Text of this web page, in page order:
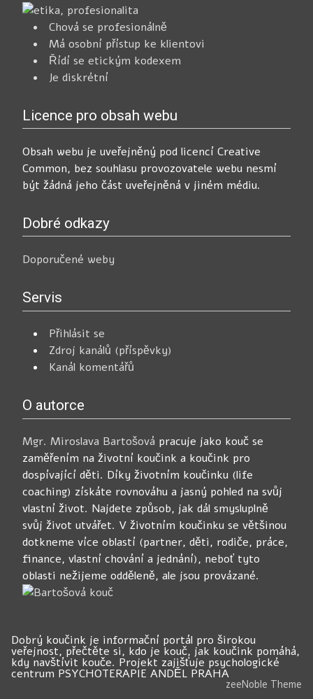
Chová se profesionálně
Má osobní přístup ke klientovi
Řídí se etickým kodexem
Je diskrétní
Licence pro obsah webu
Obsah webu je uveřejněný pod licencí Creative
Common, bez souhlasu provozovatele webu nesmí
být žádná jeho část uveřejněná v jiném médiu.
Dobré odkazy
Doporučené weby
Servis
Přihlásit se
Zdroj kanálů (příspěvky)
Kanál komentářů
O autorce
Mgr. Miroslava Bartošová pracuje jako kouč se
zaměřením na životní koučink a koučink pro
dospívající děti. Díky životním koučinku (life
coaching) získáte rovnováhu a jasný pohled na svůj
vlastní život. Najdete způsob, jak dál smysluplně
svůj život utvářet. V životním koučinku se většinou
dotkneme více oblastí (partner, děti, rodiče, práce,
finance, vlastní chování a jednání), neboť tyto
oblasti nežijeme odděleně, ale jsou provázané.
Dobrý koučink je informační portál pro širokou
veřejnost, přečtěte si, kdo je kouč, jak koučink pomáhá,
kdy navštívit kouče. Projekt zajišťuje psychologické
centrum PSYCHOTERAPIE ANDĚL PRAHA
zeeNoble Theme